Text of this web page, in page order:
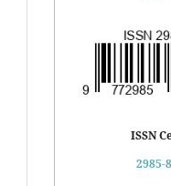
ISSN
2985-